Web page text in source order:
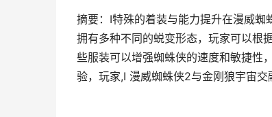
摘要：I特殊的着装与能力提升在漫威
拥有多种不同的蜕变形态，玩家可以根
些服装可以增强蜘蛛侠的速度和敏捷性
验，玩家,I 漫威蜘蛛侠2与金刚狼宇宙